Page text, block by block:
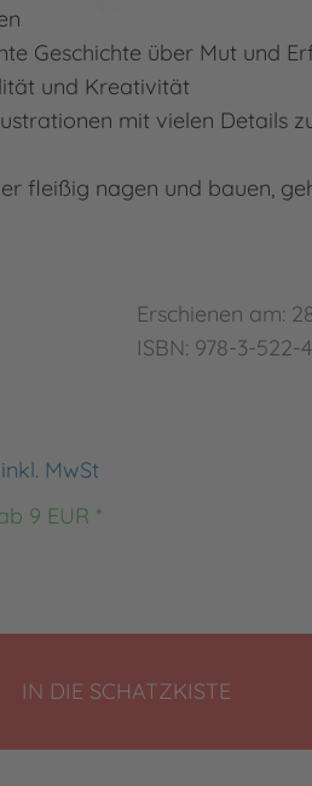
Geschichte über Mut und
und Kreativität
mit vielen Details
fleißig nagen und bauen,
Erschienen am:
ISBN: 978-3-522-
inkl. MwSt
9 EUR *
IN DIE SCHATZKISTE